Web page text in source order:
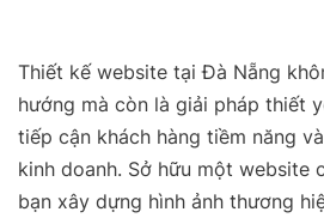
Thiết kế website tại Đà Nẵng
hướng mà còn là giải pháp thiết
tiếp cận khách hàng tiềm năng
kinh doanh. Sở hữu một website
bạn xây dựng hình ảnh thương